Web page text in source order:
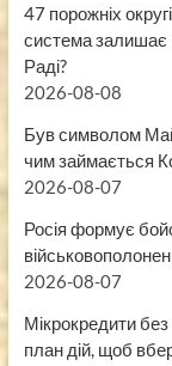
47 порожніх
система залишає
Раді?
2026-08-08
Був символом
чим займається
2026-08-07
Росія формує
2026-08-07
Мікрокредити без
план дій, щоб